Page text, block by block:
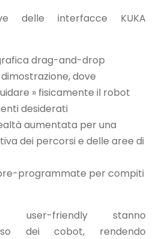
delle interfacce KUKA
drag-and-drop
dove
» fisicamente il robot
desiderati
aumentata per una
dei percorsi e delle aree di
programmate per compiti
user-friendly stanno
dei cobot, rendendo